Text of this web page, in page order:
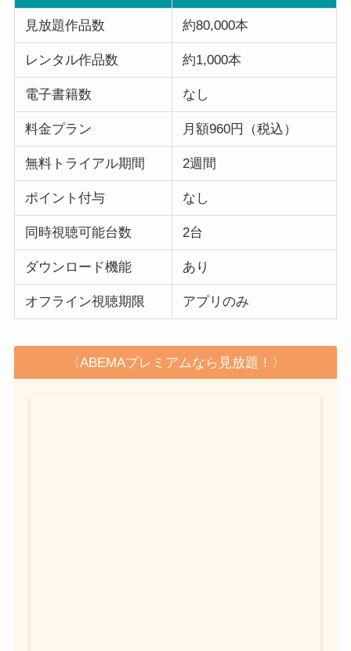
見放題作品数 約80,000本
レンタル作品数 約1,000本
電子書籍数 なし
料金プラン 月額960円（税込）
無料トライアル期間 2週間
ポイント付与 なし
同時視聴可能台数 2台
ダウンロード機能 あり
オフライン視聴期限 アプリのみ
〈ABEMAプレミアムなら見放題！〉